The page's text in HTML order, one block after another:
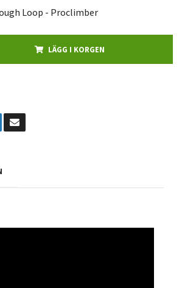
Loop - Proclimber
LÄGG I KORGEN